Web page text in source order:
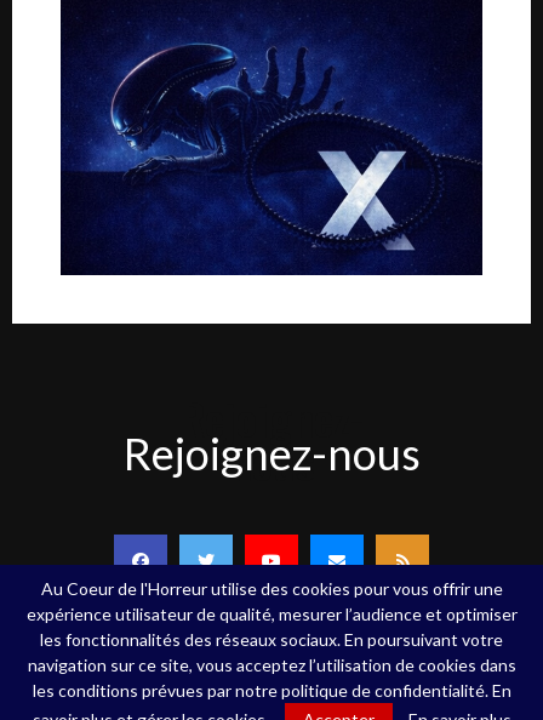
nous
Rejoignez-nous
Copyright ©Au Coeur de l'Horreur - 2020 - Tous droits réservés
Au Coeur de l'Horreur utilise des cookies pour vous offrir une
expérience utilisateur de qualité, mesurer l’audience et optimiser
les fonctionnalités des réseaux sociaux. En poursuivant votre
navigation sur ce site, vous acceptez l’utilisation de cookies dans
les conditions prévues par notre politique de confidentialité. En